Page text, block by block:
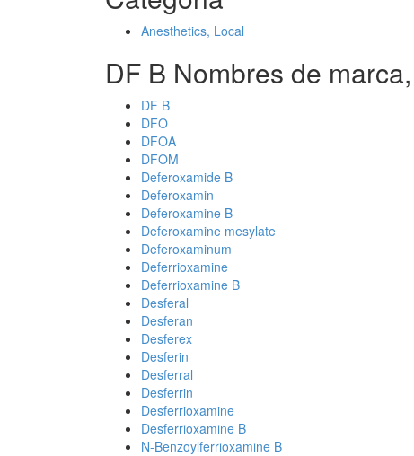
Anesthetics, Local
DF B Nombres de
DF B
DFO
DFOA
DFOM
Deferoxamide B
Deferoxamin
Deferoxamine B
Deferoxamine mesylate
Deferoxaminum
Deferrioxamine
Deferrioxamine B
Desferal
Desferan
Desferex
Desferin
Desferral
Desferrin
Desferrioxamine
Desferrioxamine B
N-Benzoylferrioxamine B